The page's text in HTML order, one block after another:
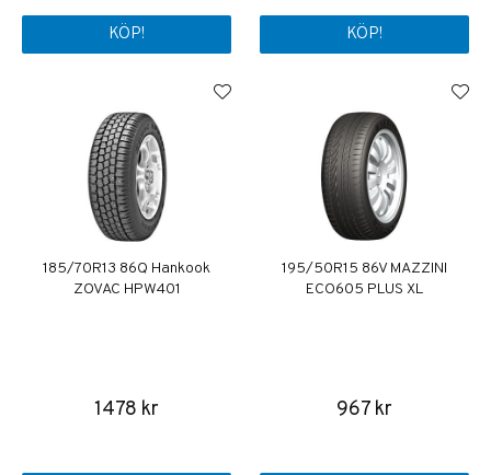
KÖP! KÖP!
185/70R13 86Q Hankook
ZOVAC HPW401
1478 kr
195/50R15 86V MAZZINI
ECO605 PLUS XL
967 kr